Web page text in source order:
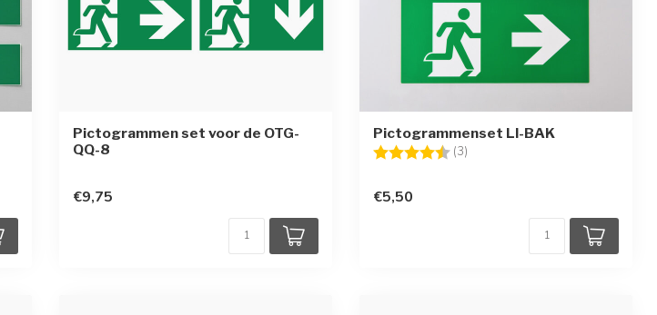
Pictogrammen set voor de OTG-
QQ-8
€9,75
Pictogrammenset LI-BAK
Beoordeling: (3)
€5,50